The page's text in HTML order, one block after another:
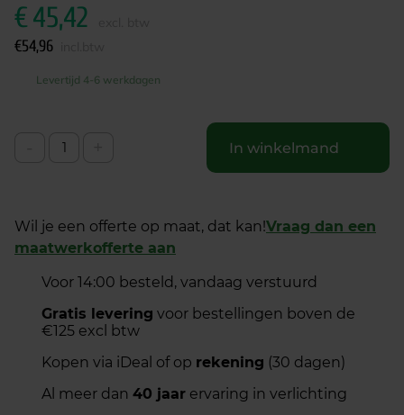
€45,42
€54,96
Levertijd 4-6 werkdagen
In winkelmand
Wil je een offerte op maat, dat kan!Vraag dan een
maatwerkofferte aan
Voor 14:00 besteld, vandaag verstuurd
Gratis levering voor bestellingen boven de
€125 excl btw
Kopen via iDeal of op rekening (30 dagen)
Al meer dan 40 jaar ervaring in verlichting